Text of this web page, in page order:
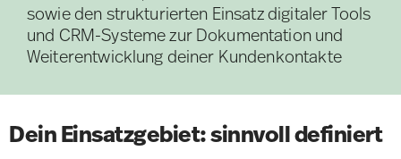
sowie den strukturierten Einsatz digitaler Tools
und CRM-Systeme zur Dokumentation und
Weiterentwicklung deiner Kundenkontakte
Dein Einsatzgebiet: sinnvoll definiert